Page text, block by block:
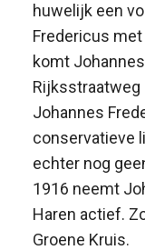
huwelijk een
Fredericus
komt
Rijksstraatweg
Johannes
conservatieve
echter nog
1916 neemt
Haren actief.
Groene Kruis.